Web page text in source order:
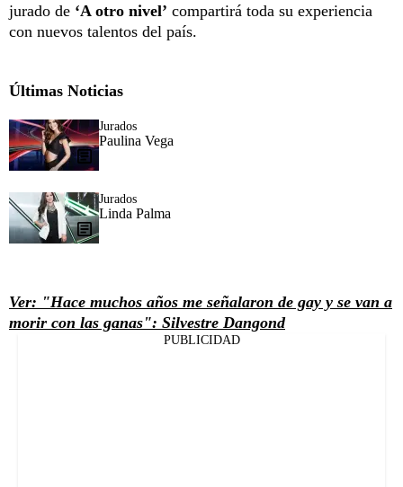
jurado de ‘A otro nivel’ compartirá toda su experiencia
con nuevos talentos del país.
Últimas Noticias
Jurados
Paulina Vega
Jurados
Linda Palma
Ver: "Hace muchos años me señalaron de gay y se van a
morir con las ganas": Silvestre Dangond
PUBLICIDAD